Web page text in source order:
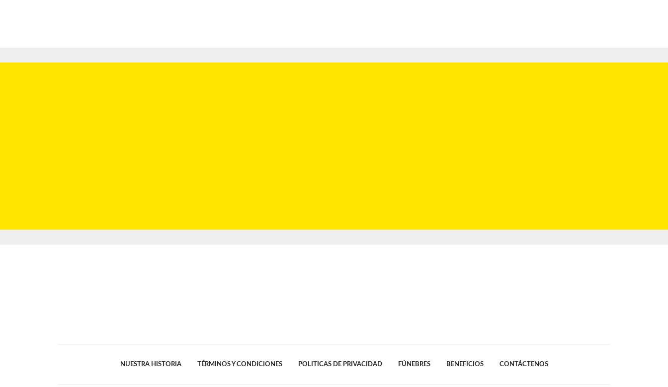
NUESTRA HISTORIA TÉRMINOS Y CONDICIONES POLITICAS DE PRIVACIDAD FÚNEBRES BENEFICIOS CONTÁCTENOS